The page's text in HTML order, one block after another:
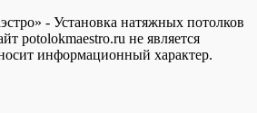
- Установка натяжных потолков
potolokmaestro.ru не является
информационный характер.